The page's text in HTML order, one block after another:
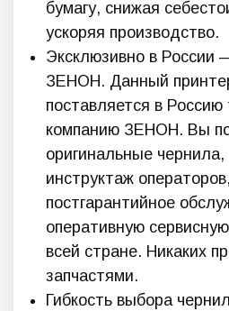
бумагу, снижая
ускоряя производство.
Эксклюзивно в России
ЗЕНОН. Данный
поставляется в Россию
компанию ЗЕНОН. Вы
оригинальные чернила,
инструктаж
постгарантийное
оперативную
всей стране. Никаких
запчастями.
Гибкость выбора